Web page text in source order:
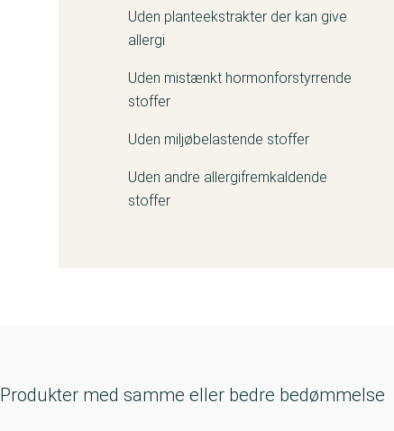
Uden planteekstrakter der kan give
allergi
Uden mistænkt hormonforstyrrende
stoffer
Uden miljøbelastende stoffer
Uden andre allergifremkaldende
stoffer
Produkter med samme eller bedre bedømmelse